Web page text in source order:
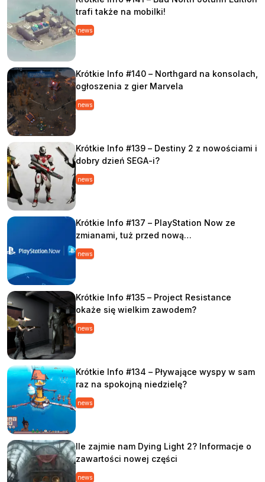
trafi także na mobilki!
news
Krótkie Info #140 – Northgard na konsolach,
ogłoszenia z gier Marvela
news
Krótkie Info #139 – Destiny 2 z nowościami i
dobry dzień SEGA-i?
news
Krótkie Info #137 – PlayStation Now ze
zmianami, tuż przed nową…
news
Krótkie Info #135 – Project Resistance
okaże się wielkim zawodem?
news
Krótkie Info #134 – Pływające wyspy w sam
raz na spokojną niedzielę?
news
Ile zajmie nam Dying Light 2? Informacje o
zawartości nowej części
news